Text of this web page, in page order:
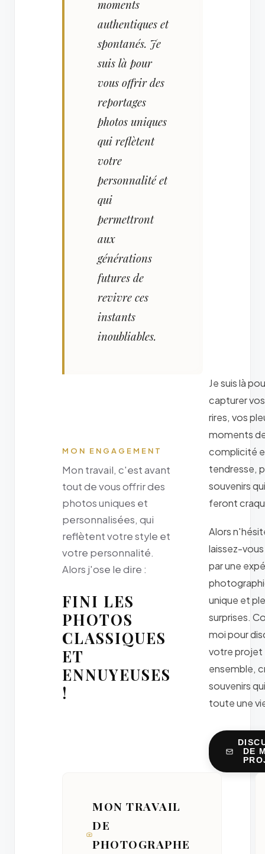
moments
authentiques et
spontanés. Je
suis là pour
vous offrir des
reportages
photos uniques
qui reflètent
votre
personnalité et
qui
permettront
aux
générations
futures de
revivre ces
instants
inoubliables.
MON ENGAGEMENT
Mon travail, c'est avant
tout de vous offrir des
photos uniques et
personnalisées, qui
reflètent votre style et
votre personnalité.
Alors j'ose le dire :
FINI LES
PHOTOS
CLASSIQUES
ET
ENNUYEUSES
!
Je suis là
capturer
rires, vos
moments
complicité
tendresse,
souvenirs
feront
Alors
laissez-
par une
unique et
surprises.
moi pour
votre projet
ensemble,
souvenirs
toute une
DE
MON TRAVAIL
DE
PHOTOGRAPHE